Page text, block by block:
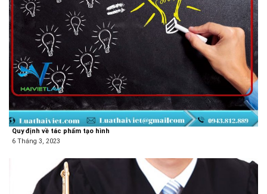
Quy định về tác phẩm tạo hình
6 Tháng 3, 2023